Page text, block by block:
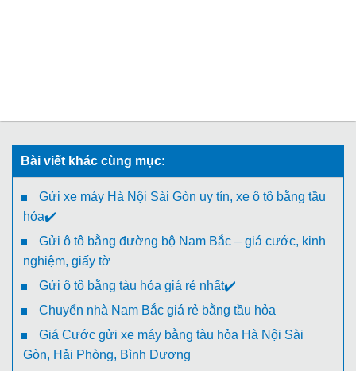
Bài viết khác cùng mục:
Gửi xe máy Hà Nội Sài Gòn uy tín, xe ô tô bằng tầu
hỏa✔️
Gửi ô tô bằng đường bộ Nam Bắc – giá cước, kinh
nghiệm, giấy tờ
Gửi ô tô bằng tàu hỏa giá rẻ nhất✔️
Chuyển nhà Nam Bắc giá rẻ bằng tầu hỏa
Giá Cước gửi xe máy bằng tàu hỏa Hà Nội Sài
Gòn, Hải Phòng, Bình Dương